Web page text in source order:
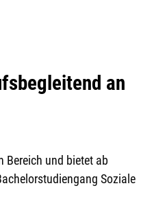
an
Bereich und bietet ab
Soziale